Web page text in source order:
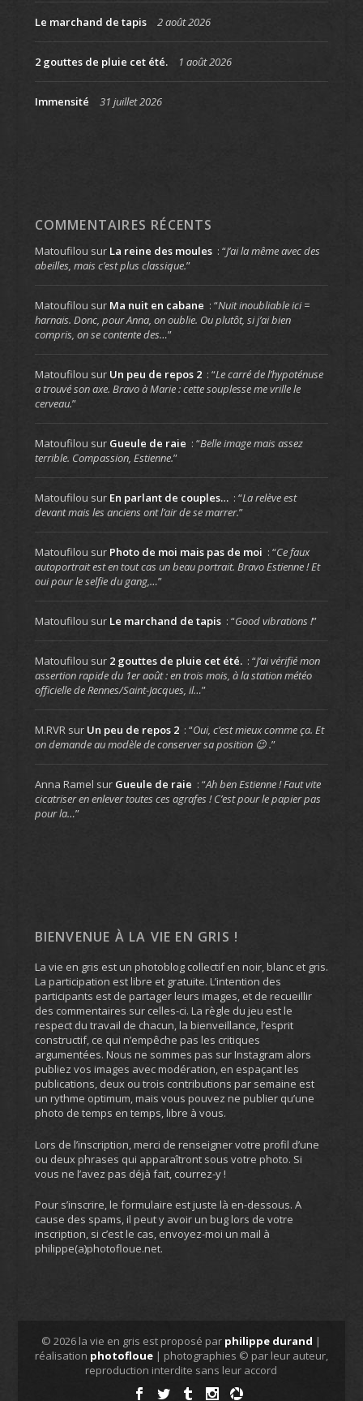
Le marchand de tapis 2 août 2026
2 gouttes de pluie cet été. 1 août 2026
Immensité 31 juillet 2026
COMMENTAIRES RÉCENTS
Matoufilou sur La reine des moules : “J’ai la même avec des
abeilles, mais c’est plus classique.”
Matoufilou sur Ma nuit en cabane : “Nuit inoubliable ici =
harnais. Donc, pour Anna, on oublie. Ou plutôt, si j’ai bien
compris, on se contente des…”
Matoufilou sur Un peu de repos 2 : “Le carré de l’hypoténuse
a trouvé son axe. Bravo à Marie : cette souplesse me vrille le
cerveau.”
Matoufilou sur Gueule de raie : “Belle image mais assez
terrible. Compassion, Estienne.”
Matoufilou sur En parlant de couples… : “La relève est
devant mais les anciens ont l’air de se marrer.”
Matoufilou sur Photo de moi mais pas de moi : “Ce faux
autoportrait est en tout cas un beau portrait. Bravo Estienne ! Et
oui pour le selfie du gang,…”
Matoufilou sur Le marchand de tapis : “Good vibrations !”
Matoufilou sur 2 gouttes de pluie cet été. : “J’ai vérifié mon
assertion rapide du 1er août : en trois mois, à la station météo
officielle de Rennes/Saint-Jacques, il…”
M.RVRsur Un peu de repos 2 : “Oui, c’est mieux comme ça. Et
on demande au modèle de conserver sa position 😉 .”
Anna Ramel sur Gueule de raie : “Ah ben Estienne ! Faut vite
cicatriser en enlever toutes ces agrafes ! C’est pour le papier pas
pour la…”
BIENVENUE À LA VIE EN GRIS !
La vie en gris est un photoblog collectif en noir, blanc et gris.
La participation est libre et gratuite. L’intention des
participants est de partager leurs images, et de recueillir
des commentaires sur celles-ci. La règle du jeu est le
respect du travail de chacun, la bienveillance, l’esprit
constructif, ce qui n’empêche pas les critiques
argumentées. Nous ne sommes pas sur Instagram alors
publiez vos images avec modération, en espaçant les
publications, deux ou trois contributions par semaine est
un rythme optimum, mais vous pouvez ne publier qu’une
photo de temps en temps, libre à vous.
Lors de l’inscription, merci de renseigner votre profil d’une
ou deux phrases qui apparaîtront sous votre photo. Si
vous ne l’avez pas déjà fait, courrez-y !
Pour s’inscrire, le formulaire est juste là en-dessous. A
cause des spams, il peut y avoir un bug lors de votre
inscription, si c’est le cas, envoyez-moi un mail à
philippe(a)photofloue.net.
© 2026 la vie en gris est proposé par philippe durand |
réalisation photofloue| photographies © par leur auteur,
reproduction interdite sans leur accord